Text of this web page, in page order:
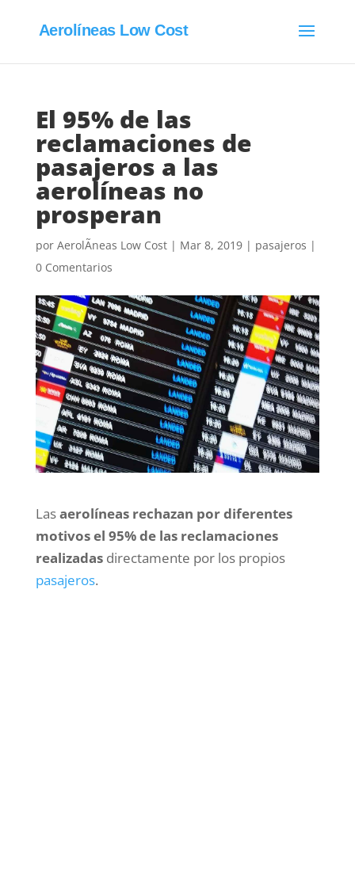
Aerolíneas Low Cost
El 95% de las
reclamaciones de
pasajeros a las
aerolíneas no
prosperan
por AerolÃ­neas Low Cost| Mar 8, 2019| pasajeros |
0 Comentarios
Lasaerolíneas rechazan por diferentes
motivos el 95% de las reclamaciones
realizadasdirectamente por los propios
pasajeros.